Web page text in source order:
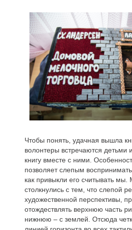
Чтобы понять, удачная вышла
волонтеры встречаются детьми
книгу вместе с ними.
позволяет слепым
как привыкли его считывать мы.
столкнулись с тем, что слепой
художественной перспективы,
отождествлять верхнюю часть
нижнюю – с землей. Отсюда